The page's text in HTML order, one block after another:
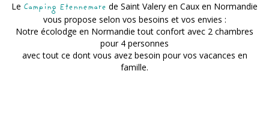
Le Camping Etennemare de Saint Valery en Caux en Normandie
vous propose selon vos besoins et vos envies :
Notre écolodge en Normandie tout confort avec 2 chambres
pour 4 personnes
avec tout ce dont vous avez besoin pour vos vacances en
famille.